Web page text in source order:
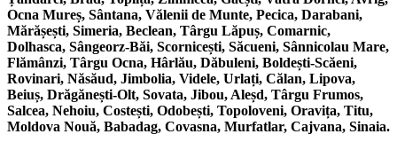
Ocna Mureș, Sântana, Vălenii de Munte, Pecica, Darabani,
Mărășești, Simeria, Beclean, Târgu Lăpuș, Comarnic,
Dolhasca, Sângeorz-Băi, Scornicești, Săcueni, Sânnicolau Mare,
Flămânzi, Târgu Ocna, Hârlău, Dăbuleni, Boldești-Scăeni,
Rovinari, Năsăud, Jimbolia, Videle, Urlați, Călan, Lipova,
Beiuș, Drăgănești-Olt, Sovata, Jibou, Aleșd, Târgu Frumos,
Salcea, Nehoiu, Costești, Odobești, Topoloveni, Oravița, Titu,
Moldova Nouă, Babadag, Covasna, Murfatlar, Cajvana, Sinaia.